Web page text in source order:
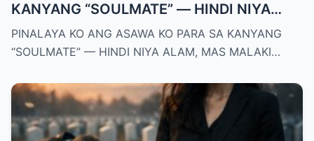
KANYANG “SOULMATE” — HINDI NIYA
ALAM, MAS MALAKI ANG MAWAWALA SA
KANYA KAYSA SA AKIN
PINALAYA KO ANG ASAWA KO PARA SA KANYANG
“SOULMATE” — HINDI NIYA ALAM, MAS MALAKI…